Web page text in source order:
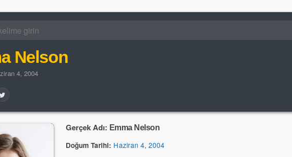
Nelson
4, 2004
Gerçek Adı: Emma Nelson
Doğum Tarihi: Haziran 4, 2004